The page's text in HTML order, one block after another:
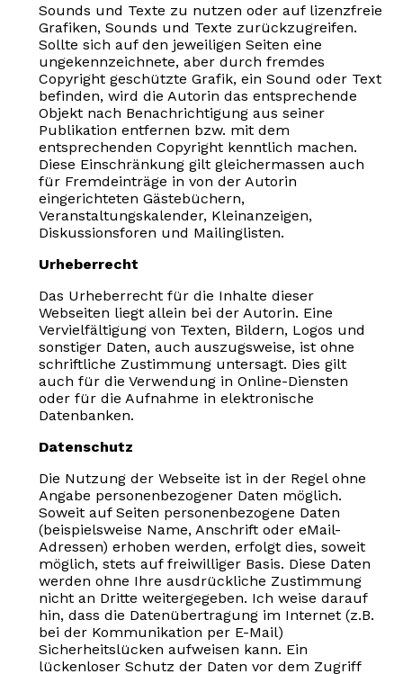
Sounds und Texte zu nutzen oder auf lizenzfreie
Grafiken, Sounds und Texte zurückzugreifen.
Sollte sich auf den jeweiligen Seiten eine
ungekennzeichnete, aber durch fremdes
Copyright geschützte Grafik, ein Sound oder Text
befinden, wird die Autorin das entsprechende
Objekt nach Benachrichtigung aus seiner
Publikation entfernen bzw. mit dem
entsprechenden Copyright kenntlich machen.
Diese Einschränkung gilt gleichermassen auch
für Fremdeinträge in von der Autorin
eingerichteten Gästebüchern,
Veranstaltungskalender, Kleinanzeigen,
Diskussionsforen und Mailinglisten.
Urheberrecht
Das Urheberrecht für die Inhalte dieser
Webseiten liegt allein bei der Autorin. Eine
Vervielfältigung von Texten, Bildern, Logos und
sonstiger Daten, auch auszugsweise, ist ohne
schriftliche Zustimmung untersagt. Dies gilt
auch für die Verwendung in Online-Diensten
oder für die Aufnahme in elektronische
Datenbanken.
Datenschutz
Die Nutzung der Webseite ist in der Regel ohne
Angabe personenbezogener Daten möglich.
Soweit auf Seiten personenbezogene Daten
(beispielsweise Name, Anschrift oder eMail-
Adressen) erhoben werden, erfolgt dies, soweit
möglich, stets auf freiwilliger Basis. Diese Daten
werden ohne Ihre ausdrückliche Zustimmung
nicht an Dritte weitergegeben. Ich weise darauf
hin, dass die Datenübertragung im Internet (z.B.
bei der Kommunikation per E-Mail)
Sicherheitslücken aufweisen kann. Ein
lückenloser Schutz der Daten vor dem Zugriff